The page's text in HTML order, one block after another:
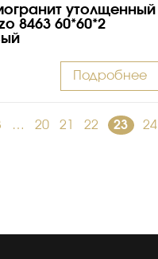
утолщенный
8463 60*60*2
Подробнее
… 20 21 22 23 24